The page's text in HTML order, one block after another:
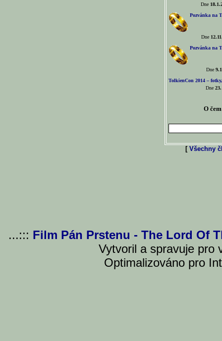
Dne
Pozvánka na
Dne
Pozvánka na
Dne
TolkienCon 2014 –
Dne
O
[ Všechny
...::: Film Pán Prstenu - The Lord Of
Vytvoril a spravuje pro
Optimalizováno pro